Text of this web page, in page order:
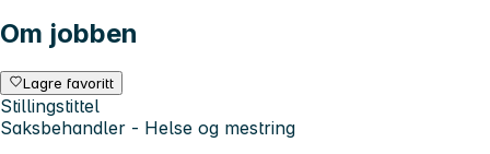
Om jobben
Lagre favoritt
Stillingstittel
Saksbehandler - Helse og mestring